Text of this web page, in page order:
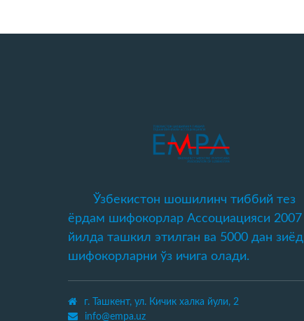
Ўзбекистон шошилинч тиббий тез
ёрдам шифокорлар Ассоциацияси 2007
йилда ташкил этилган ва 5000 дан зиёд
шифокорларни ўз ичига олади.
г. Ташкент, ул. Кичик халка йули, 2
info@empa.uz